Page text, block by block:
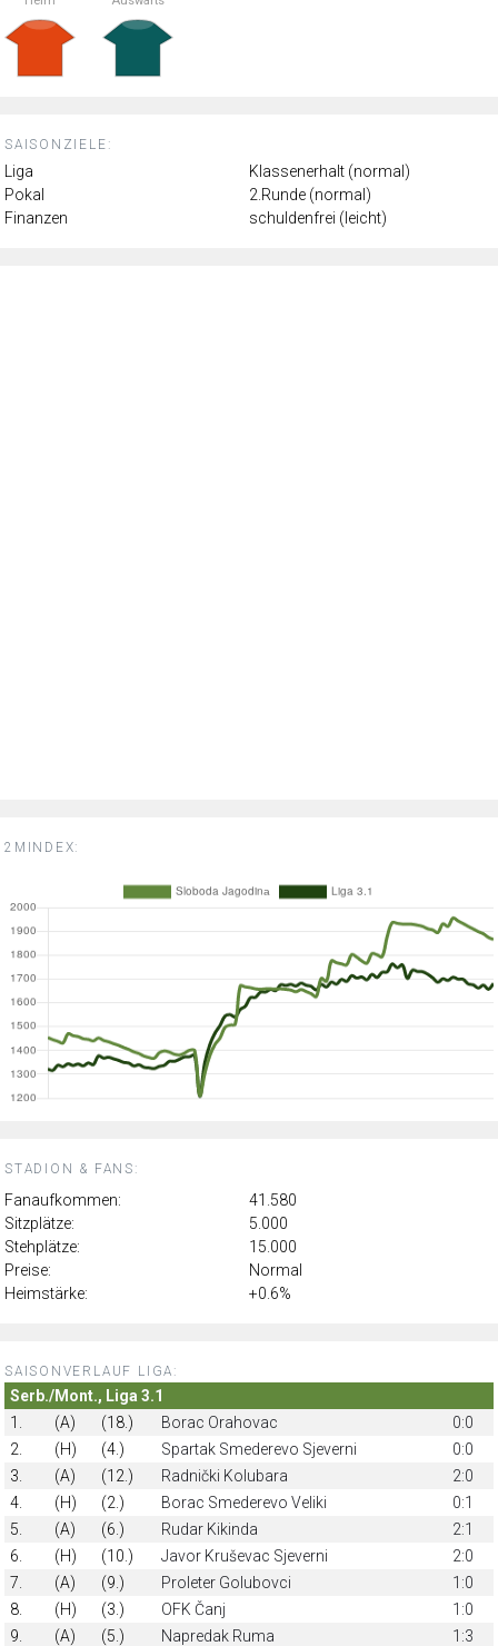
SAISONZIELE:
Liga
Klassenerhalt (normal)
Pokal
2.Runde (normal)
Finanzen
schuldenfrei (leicht)
2MINDEX:
STADION & FANS:
Fanaufkommen:
41.580
Sitzplätze:
5.000
Stehplätze:
15.000
Preise:
Normal
Heimstärke:
+0.6%
SAISONVERLAUF LIGA:
Serb./Mont., Liga 3.1
1.
(A) (18.) Borac Orahovac
0:0
2.
(H) (4.) Spartak Smederevo Sjeverni
0:0
3.
(A) (12.) Radnički Kolubara
2:0
4.
(H) (2.) Borac Smederevo Veliki
0:1
5.
(A) (6.) Rudar Kikinda
2:1
6.
(H) (10.) Javor Kruševac Sjeverni
2:0
7.
(A) (9.) Proleter Golubovci
1:0
8.
(H) (3.) OFK Čanj
1:0
9.
(A) (5.) Napredak Ruma
1:3